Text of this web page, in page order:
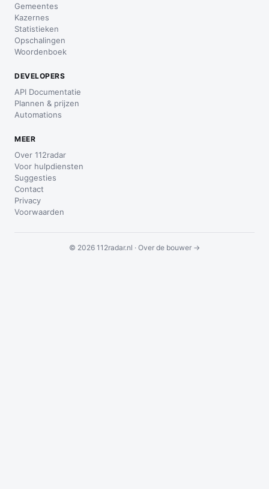
Gemeentes
Kazernes
Statistieken
Opschalingen
Woordenboek
DEVELOPERS
API Documentatie
Plannen & prijzen
Automations
MEER
Over 112radar
Voor hulpdiensten
Suggesties
Contact
Privacy
Voorwaarden
© 2026 112radar.nl · Over de bouwer →